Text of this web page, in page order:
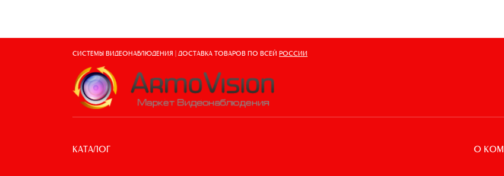
СИСТЕМЫ ВИДЕОНАБЛЮДЕНИЯ | ДОСТАВКА ТОВАРОВ ПО ВСЕЙ РОССИИ
КАТАЛОГ О